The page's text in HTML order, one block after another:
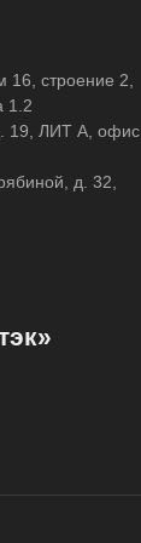
16, строение 2,
1.2
19, ЛИТ А, офис
д. 32,